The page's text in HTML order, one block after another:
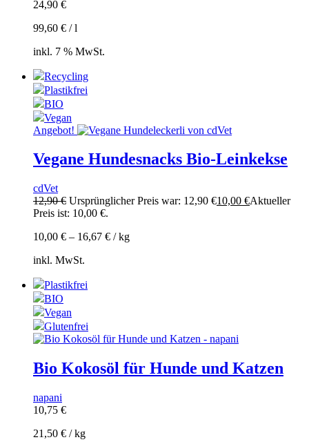
24,90 €
99,60 € /l
inkl. 7 % MwSt.
Recycling
Plastikfrei
BIO
Vegan
Angebot!
Vegane Hundesnacks Bio-Leinkekse
cdVet
12,90€ Ursprünglicher Preis war: 12,90 €10,00 €Aktueller
Preis ist: 10,00 €.
10,00 € – 16,67 € /kg
inkl. MwSt.
Plastikfrei
BIO
Vegan
Glutenfrei
Bio Kokosöl für Hunde und Katzen
napani
10,75 €
21,50 € /kg